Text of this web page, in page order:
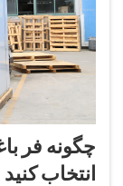
چگونه فر
انتخاب کنید